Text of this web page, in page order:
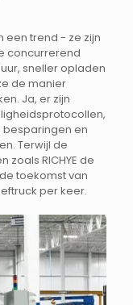
een trend - ze zijn
concurrerend
sneller opladen
de manier
Ja, er zijn
en
Terwijl de
RICHYE de
toekomst van
per keer.